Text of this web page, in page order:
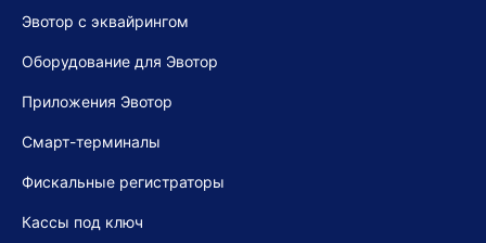
Эвотор с эквайрингом
Оборудование для Эвотор
Приложения Эвотор
Смарт-терминалы
Фискальные регистраторы
Кассы под ключ